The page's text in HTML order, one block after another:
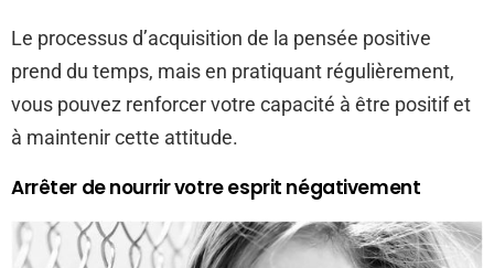
Le processus d’acquisition de la pensée positive
prend du temps, mais en pratiquant régulièrement,
vous pouvez renforcer votre capacité à être positif et
à maintenir cette attitude.
Arrêter de nourrir votre esprit négativement